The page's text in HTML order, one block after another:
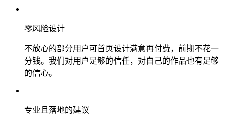
零风险设计
不放心的部分用户可首页设计满意再付费，前期不花一
分钱。我们对用户足够的信任，对自己的作品也有足够
的信心。
专业且落地的建议